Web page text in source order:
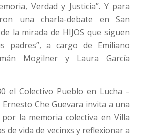
Verdad y Justicia”. Y para
una charla-debate en San
la mirada de HIJOS que siguen
padres”, a cargo de Emiliano
Mogilner y Laura García
el Colectivo Pueblo en Lucha –
Che Guevara invita a una
la memoria colectiva en Villa
de vida de vecinxs y reflexionar a